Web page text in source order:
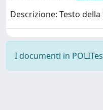
Descrizione: Testo della
I documenti in